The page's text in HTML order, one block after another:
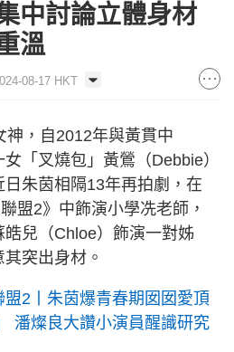
中討論立體身材
溫
08-17 HKT
神，自2012年與黃貫中
女「叉燒包」黃鶯（Debbie）
朱茵相隔13年再拍劇，在
盟2》中飾演小學冼老師，
兒（Chloe）飾演一對姊
突出身材。
盟2丨朱茵爆青春期囡囡愛頂
潘燦良大讚小演員醒識研究